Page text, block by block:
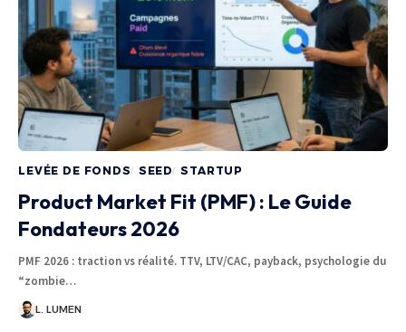
LEVÉE DE FONDS SEED STARTUP
Product Market Fit (PMF) : Le Guide
Fondateurs 2026
PMF 2026 : traction vs réalité. TTV, LTV/CAC, payback, psychologie du
“zombie…
L. LUMEN